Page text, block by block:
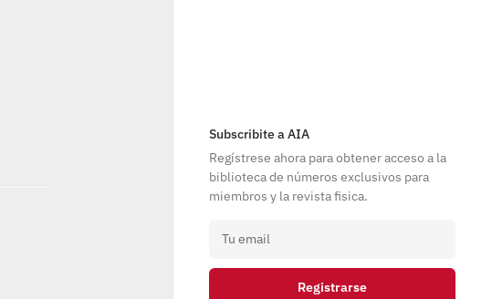
Subscribite a AIA
Regístrese ahora para obtener acceso a la
biblioteca de números exclusivos para
miembros y la revista fisica.